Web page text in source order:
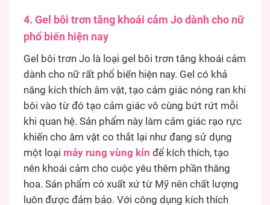
4. Gel bôi trơn tăng khoái cảm Jo dành cho nữ
phổ biến hiện nay
Gel bôi trơn Jo là loại gel bôi trơn tăng khoái cảm
dành cho nữ rất phổ biến hiện nay. Gel có khả
năng kích thích âm vật, tạo cảm giác nóng ran khi
bôi vào từ đó tạo cảm giác vô cùng bứt rứt mỗi
khi quan hệ. Sản phẩm này làm cảm giác rạo rực
khiến cho âm vật co thắt lại như đang sử dụng
một loại máy rung vùng kín để kích thích, tạo
nên khoái cảm cho cuộc yêu thêm phần thăng
hoa. Sản phẩm có xuất xứ từ Mỹ nên chất lượng
luôn được đảm bảo. Với công dụng kích thích